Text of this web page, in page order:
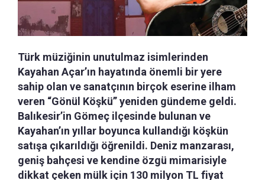
Türk müziğinin unutulmaz isimlerinden
Kayahan Açar’ın hayatında önemli bir yere
sahip olan ve sanatçının birçok eserine ilham
veren “Gönül Köşkü” yeniden gündeme geldi.
Balıkesir’in Gömeç ilçesinde bulunan ve
Kayahan’ın yıllar boyunca kullandığı köşkün
satışa çıkarıldığı öğrenildi. Deniz manzarası,
geniş bahçesi ve kendine özgü mimarisiyle
dikkat çeken mülk için 130 milyon TL fiyat